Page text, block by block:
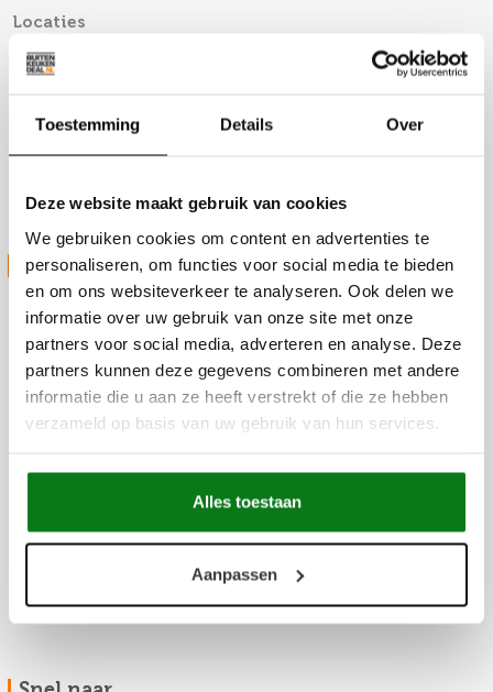
Toestemming Details Over
Deze website maakt gebruik van cookies
We gebruiken cookies om content en advertenties te
personaliseren, om functies voor social media te bieden
en om ons websiteverkeer te analyseren. Ook delen we
informatie over uw gebruik van onze site met onze
partners voor social media, adverteren en analyse. Deze
partners kunnen deze gegevens combineren met andere
informatie die u aan ze heeft verstrekt of die ze hebben
verzameld op basis van uw gebruik van hun services.
Alles toestaan
Aanpassen
Locaties
Productie
7602CV Almelo
7602CV Almelo
STUUR ONS JE VRAAG